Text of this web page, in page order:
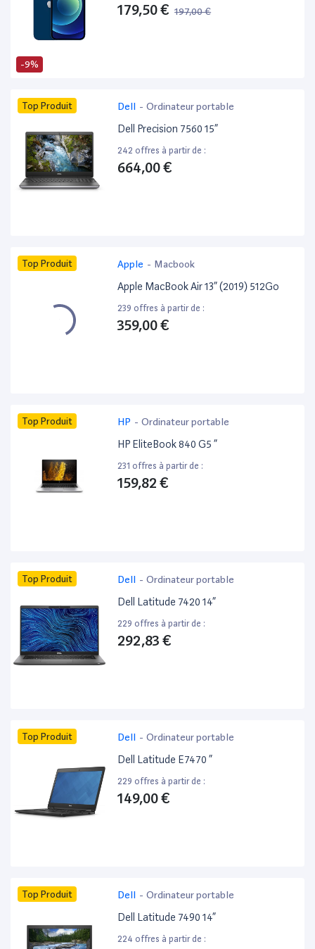
-9%
179,50 € 197,00 €
Top Produit Dell - Ordinateur portable
Dell Precision 7560 15”
242 offres à partir de :
664,00 €
Top Produit Apple - Macbook
Apple MacBook Air 13” (2019) 512Go
239 offres à partir de :
359,00 €
Top Produit HP - Ordinateur portable
HP EliteBook 840 G5 ”
231 offres à partir de :
159,82 €
Top Produit Dell - Ordinateur portable
Dell Latitude 7420 14”
229 offres à partir de :
292,83 €
Top Produit Dell - Ordinateur portable
Dell Latitude E7470 ”
229 offres à partir de :
149,00 €
Top Produit Dell - Ordinateur portable
Dell Latitude 7490 14”
224 offres à partir de :